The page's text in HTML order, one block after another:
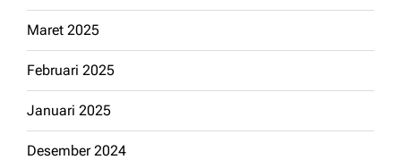
Maret 2025
Februari 2025
Januari 2025
Desember 2024